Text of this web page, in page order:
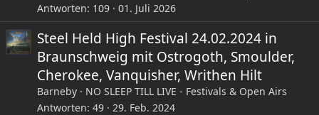
Antworten 109 01. Juli 2026
Steel Held High Festival 24.02.2024 in
Braunschweig mit Ostrogoth, Smoulder,
Cherokee, Vanquisher, Writhen Hilt
Barneby
NO SLEEP TILL LIVE - Festivals & Open Airs
Antworten 49 29. Feb. 2024